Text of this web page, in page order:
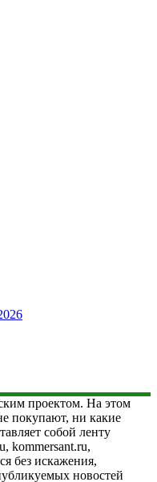
проектом. На этом
покупают, ни какие
собой ленту
kommersant.ru,
без искажения,
новостей